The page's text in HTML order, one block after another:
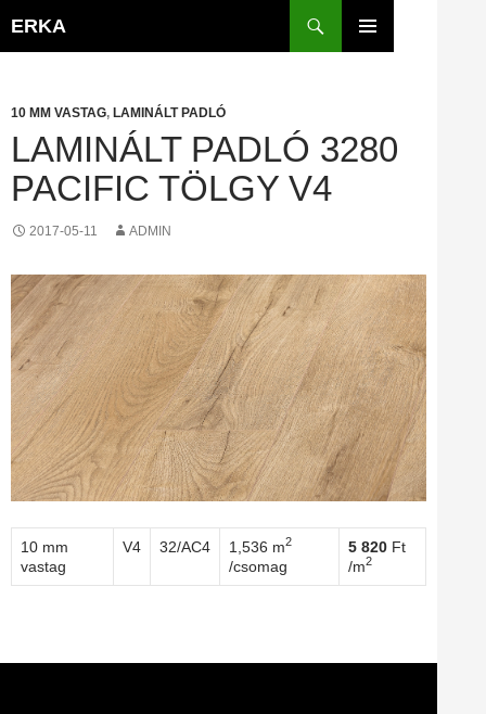
ERKA
10 MM VASTAG, LAMINÁLT PADLÓ
LAMINÁLT PADLÓ 3280
PACIFIC TÖLGY V4
2017-05-11 ADMIN
10 mm
vastag
V4 32/AC4 1,536 m2
/csomag
5 820 Ft
/m2